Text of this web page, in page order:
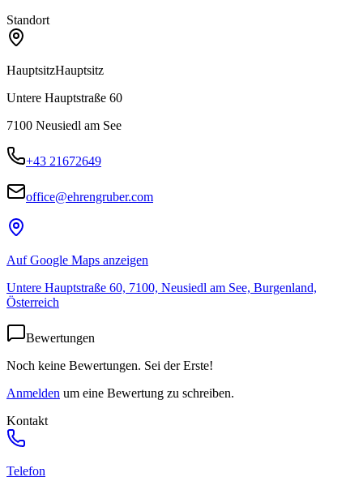
Standort
HauptsitzHauptsitz
Untere Hauptstraße 60
7100 Neusiedl am See
+43 21672649
office@ehrengruber.com
Auf Google Maps anzeigen
Untere Hauptstraße 60, 7100, Neusiedl am See, Burgenland,
Österreich
Bewertungen
Noch keine Bewertungen. Sei der Erste!
Anmelden um eine Bewertung zu schreiben.
Kontakt
Telefon